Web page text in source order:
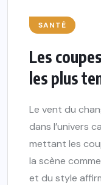
SANTÉ
Les
les plus
Le vent du
dans l’univers
mettant les
la scène
et du style